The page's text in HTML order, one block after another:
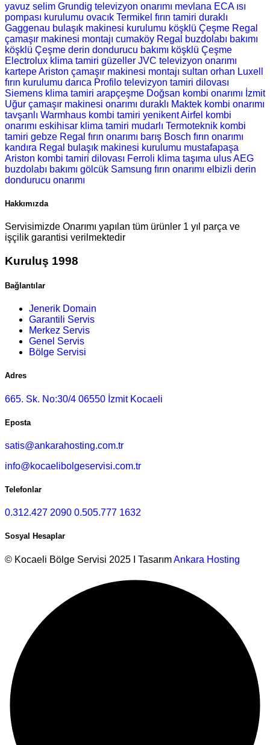
yavuz selim Grundig televizyon onarımı mevlana ECA ısı
pompası kurulumu ovacık Termikel fırın tamiri duraklı
Gaggenau bulaşık makinesi kurulumu köşklü Çeşme Regal
çamaşır makinesi montajı cumaköy Regal buzdolabı bakımı
köşklü Çeşme derin dondurucu bakımı köşklü Çeşme
Electrolux klima tamiri güzeller JVC televizyon onarımı
kartepe Ariston çamaşır makinesi montajı sultan orhan Luxell
fırın kurulumu darıca Profilo televizyon tamiri dilovası
Siemens klima tamiri arapçeşme Doğsan kombi onarımı İzmit
Uğur çamaşır makinesi onarımı duraklı Maktek kombi onarımı
tavşanlı Warmhaus kombi tamiri yenikent Airfel kombi
onarımı eskihisar klima tamiri mudarlı Termoteknik kombi
tamiri gebze Regal fırın onarımı barış Bosch fırın onarımı
kandıra Regal bulaşık makinesi kurulumu mustafapaşa
Ariston kombi tamiri dilovası Ferroli klima taşıma ulus AEG
buzdolabı bakımı gölcük Samsung fırın onarımı elbizli derin
dondurucu onarımı
Hakkımızda
Servisimizde Onarımı yapılan tüm ürünler 1 yıl parça ve
işçilik garantisi verilmektedir
Kuruluş 1998
Bağlantılar
Jenerik Domain
Garantili Servis
Merkez Servis
Genel Servis
Bölge Servisi
Adres
665. Sk. No:30/4 06550 İzmit Kocaeli
Eposta
satis@ankarahosting.com.tr
info@kocaelibolgeservisi.com.tr
Telefonlar
0.312.427 2090 0.505.777 1632
Sosyal Hesaplar
© Kocaeli Bölge Servisi 2025 I TasarımAnkara Hosting